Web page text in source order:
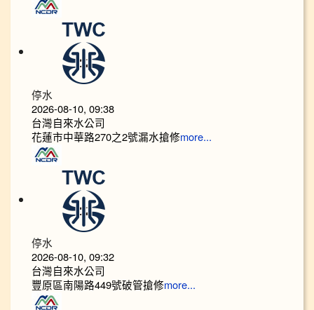
停水
2026-08-10, 09:38
台灣自來水公司
花蓮市中華路270之2號漏水搶修more...
停水
2026-08-10, 09:32
台灣自來水公司
豐原區南陽路449號破管搶修more...